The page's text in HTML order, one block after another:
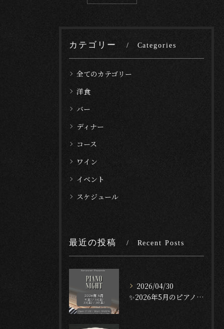
カテゴリー Categories
全てのカテゴリー
洋食
バー
ディナー
コース
ワイン
イベント
スケジュール
最近の投稿 Recent Posts
2026/04/30
✨2026年5月のピアノナイト✨